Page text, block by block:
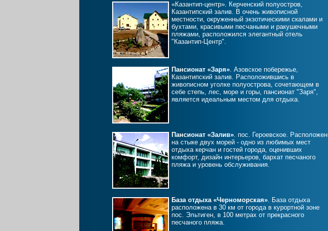
«Казантип-центр». Керченский полуостров,
Казантипский залив. В очень живописной
местности, окруженный экзотическими скалами и
бухтами, красивыми песчаными и ракушечными
пляжами, расположился элегантный отель
"Казантип-Центр".
Пансионат «Заря». Азовское побережье,
Казантипский залив. Расположившись в
живописном уголке полуострова, сочетающем в
себе степь, лес, море и горы, пансионат "Заря",
является идеальным местом для отдыха.
Пансионат «Залив». пос. Героевское. Расположен
на стыке двух морей - одно из любимых мест
отдыха керчан и гостей города, оценивших
комфорт, дизайн интерьеров, бархат песчаного
пляжа и уровень обслуживания.
База отдыха «Черноморская». База отдыха
расположена в 30 км от города в курортной зоне
пос. Эльтиген, в 100 метрах от прекрасного
песчаного пляжа.